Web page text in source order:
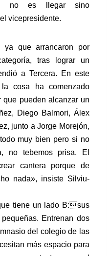
no es llegar sino
vicepresidente.
ya que arrancaron por
tras lograr un
a Tercera. En este
cosa ha comenzado
que pueden alcanzar un
Diego Balmori, Álex
junto a Jorge Morejón,
muy bien pero si no
no tebemos prisa. El
cantera porque de
nada», insiste Silviu-
tiene un lado B:sus
Entrenan dos
del colegio de las
más espacio para